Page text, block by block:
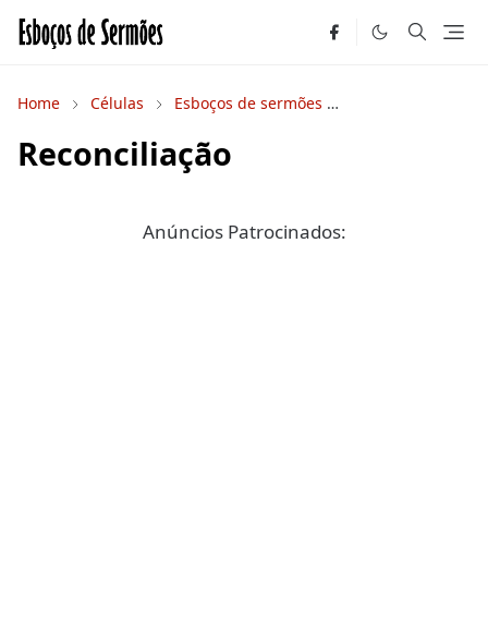
Home Células Esboços de sermões
Reconciliação
Anúncios Patrocinados: